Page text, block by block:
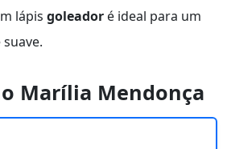
lápis goleador é ideal para um
Marília Mendonça